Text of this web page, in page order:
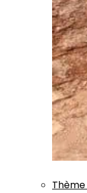
Thème